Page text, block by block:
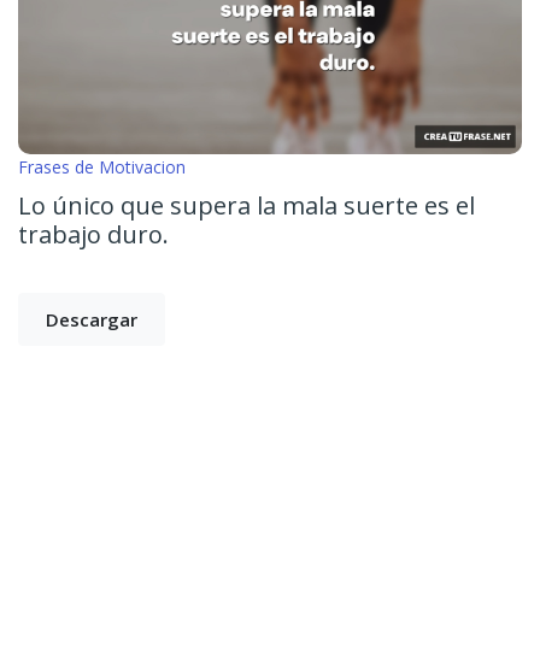
Frases de Motivacion
Lo único que supera la mala suerte es el
trabajo duro.
Descargar